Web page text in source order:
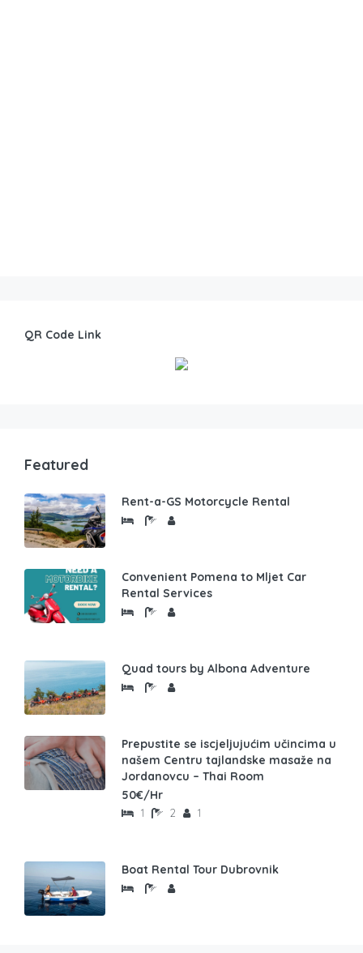
QR Code Link
Featured
Rent-a-GS Motorcycle Rental
Convenient Pomena to Mljet Car
Rental Services
Quad tours by Albona Adventure
Prepustite se iscjeljujućim učincima u
našem Centru tajlandske masaže na
Jordanovcu – Thai Room
50€/Hr
1 2 1
Boat Rental Tour Dubrovnik